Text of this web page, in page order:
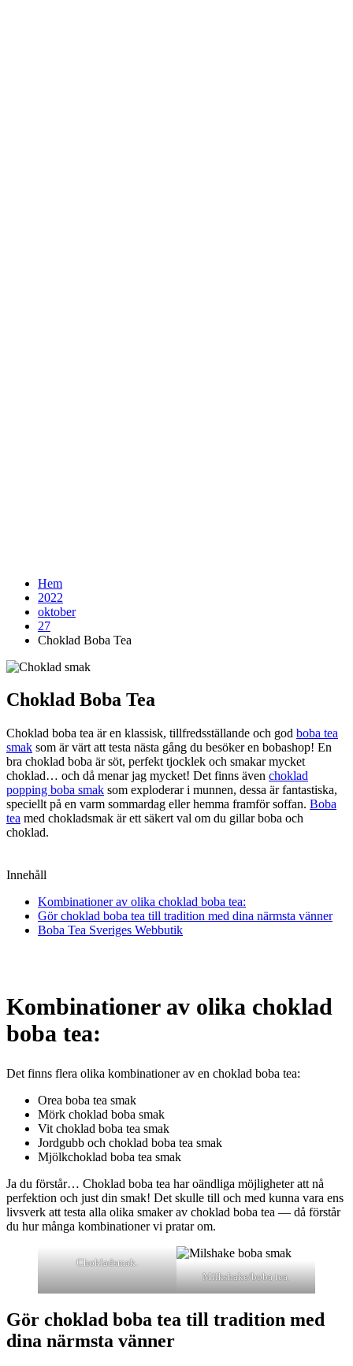
Hem
2022
oktober
27
Choklad Boba Tea
Choklad Boba Tea
Choklad boba tea är en klassisk, tillfredsställande och god boba tea
smak som är värt att testa nästa gång du besöker en bobashop! En
bra choklad boba är söt, perfekt tjocklek och smakar mycket
choklad… och då menar jag mycket! Det finns även choklad
popping boba smak som exploderar i munnen, dessa är fantastiska,
speciellt på en varm sommardag eller hemma framför soffan. Boba
tea med chokladsmak är ett säkert val om du gillar boba och
choklad.
Innehåll
Kombinationer av olika choklad boba tea:
Gör choklad boba tea till tradition med dina närmsta vänner
Boba Tea Sveriges Webbutik
Kombinationer av olika choklad
boba tea:
Det finns flera olika kombinationer av en choklad boba tea:
Orea boba tea smak
Mörk choklad boba smak
Vit choklad boba tea smak
Jordgubb och choklad boba tea smak
Mjölkchoklad boba tea smak
Ja du förstår… Choklad boba tea har oändliga möjligheter att nå
perfektion och just din smak! Det skulle till och med kunna vara ens
livsverk att testa alla olika smaker av choklad boba tea — då förstår
du hur många kombinationer vi pratar om.
Chokladsmak.
Milkshake/boba tea.
Gör choklad boba tea till tradition med
dina närmsta vänner